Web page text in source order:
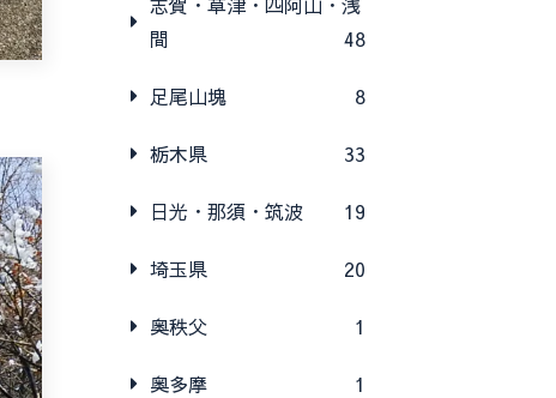
間
48
足尾山塊 8
栃木県 33
日光・那須・筑波 19
埼玉県 20
奥秩父 1
奥多摩 1